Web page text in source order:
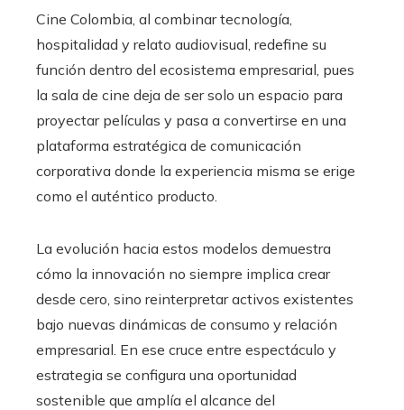
Cine Colombia, al combinar tecnología,
hospitalidad y relato audiovisual, redefine su
función dentro del ecosistema empresarial, pues
la sala de cine deja de ser solo un espacio para
proyectar películas y pasa a convertirse en una
plataforma estratégica de comunicación
corporativa donde la experiencia misma se erige
como el auténtico producto.
La evolución hacia estos modelos demuestra
cómo la innovación no siempre implica crear
desde cero, sino reinterpretar activos existentes
bajo nuevas dinámicas de consumo y relación
empresarial. En ese cruce entre espectáculo y
estrategia se configura una oportunidad
sostenible que amplía el alcance del